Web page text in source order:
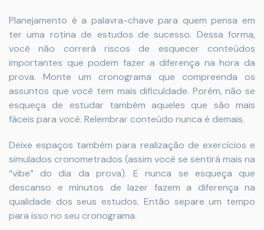
Planejamento é a palavra-chave para quem pensa em
ter uma rotina de estudos de sucesso. Dessa forma,
você não correrá riscos de esquecer conteúdos
importantes que podem fazer a diferença na hora da
prova. Monte um cronograma que compreenda os
assuntos que você tem mais dificuldade. Porém, não se
esqueça de estudar também aqueles que são mais
fáceis para você. Relembrar conteúdo nunca é demais.
Deixe espaços também para realização de exercícios e
simulados cronometrados (assim você se sentirá mais na
“vibe” do dia da prova). E nunca se esqueça que
descanso e minutos de lazer fazem a diferença na
qualidade dos seus estudos. Então separe um tempo
para isso no seu cronograma.